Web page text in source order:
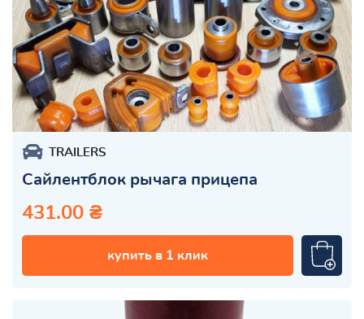
TRAILERS
Сайлентблок рычага прицепа
431.00 ₴
купить в 1 клик